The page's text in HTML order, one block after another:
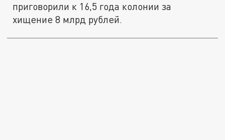
приговорили к 16,5 года колонии за
хищение 8 млрд рублей.